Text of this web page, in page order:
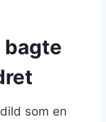
bagte
som en